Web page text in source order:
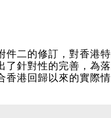
件二的修訂，對香港特
了針對性的完善，為落
香港回歸以來的實際情